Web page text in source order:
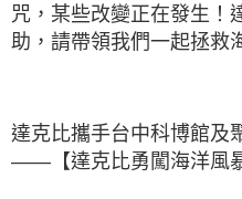
咒，某些改變正在發生！
助，請帶領我們一起拯救
達克比攜手台中科博館及
——【達克比勇闖海洋風